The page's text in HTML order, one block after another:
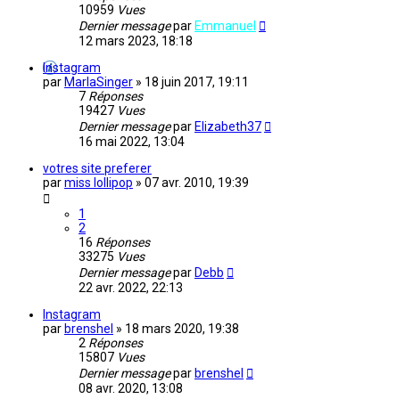
10959 Vues
Dernier messagepar Emmanuel
12 mars 2023, 18:18
Instagram
par MarlaSinger » 18 juin 2017, 19:11
7 Réponses
19427 Vues
Dernier messagepar Elizabeth37
16 mai 2022, 13:04
votres site preferer
parmiss lollipop » 07 avr. 2010, 19:39
1
2
16 Réponses
33275 Vues
Dernier messagepar Debb
22 avr. 2022, 22:13
Instagram
par brenshel » 18 mars 2020, 19:38
2 Réponses
15807 Vues
Dernier messagepar brenshel
08 avr. 2020, 13:08